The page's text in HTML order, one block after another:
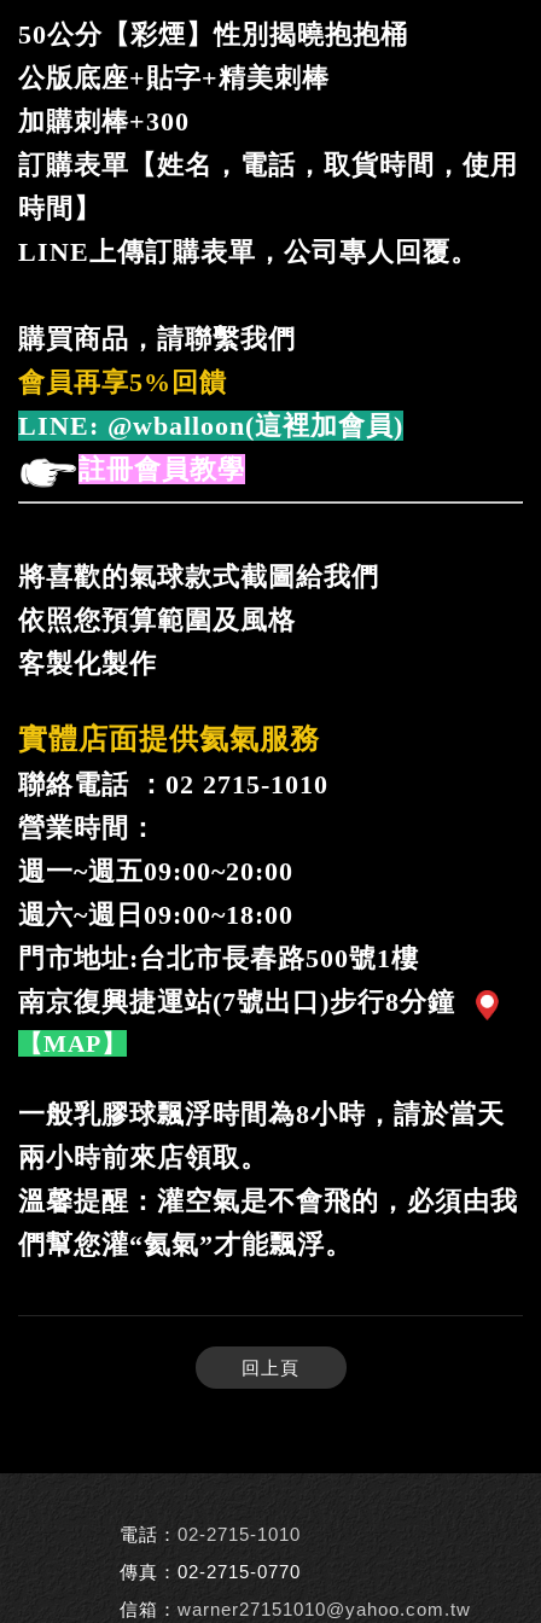
50公分【彩煙】性別揭曉抱抱桶
公版底座+貼字+精美刺棒
加購刺棒+300
訂購表單【姓名，電話，取貨時間，使用
時間】
LINE上傳訂購表單，公司專人回覆。
購買商品，請聯繫我們
會員再享5%回饋
LINE: @wballoon(這裡加會員)
註冊會員教學
將喜歡的氣球款式截圖給我們
依照您預算範圍及風格
客製化製作
實體店面提供氦氣服務
聯絡電話 ：02 2715-1010
營業時間：
週一~週五09:00~20:00
週六~週日09:00~18:00
門市地址:台北市長春路500號1樓
南京復興捷運站(7號出口)步行8分鐘
【MAP】
一般乳膠球飄浮時間為8小時，請於當天
兩小時前來店領取。
溫馨提醒：灌空氣是不會飛的，必須由我
們幫您灌“氦氣”才能飄浮。
回上頁
電話： 02-2715-1010
傳真：02-2715-0770
信箱： warner27151010@yahoo.com.tw